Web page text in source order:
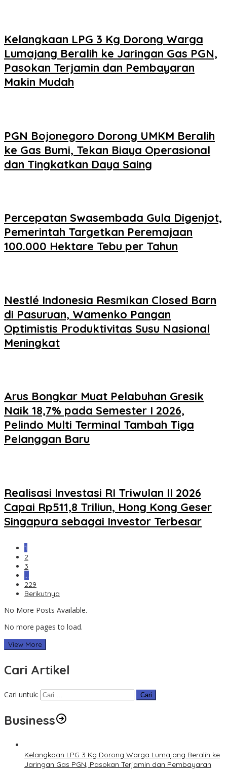
Kelangkaan LPG 3 Kg Dorong Warga
Lumajang Beralih ke Jaringan Gas PGN,
Pasokan Terjamin dan Pembayaran
Makin Mudah
PGN Bojonegoro Dorong UMKM Beralih
ke Gas Bumi, Tekan Biaya Operasional
dan Tingkatkan Daya Saing
Percepatan Swasembada Gula Digenjot,
Pemerintah Targetkan Peremajaan
100.000 Hektare Tebu per Tahun
Nestlé Indonesia Resmikan Closed Barn
di Pasuruan, Wamenko Pangan
Optimistis Produktivitas Susu Nasional
Meningkat
Arus Bongkar Muat Pelabuhan Gresik
Naik 18,7% pada Semester I 2026,
Pelindo Multi Terminal Tambah Tiga
Pelanggan Baru
Realisasi Investasi RI Triwulan II 2026
Capai Rp511,8 Triliun, Hong Kong Geser
Singapura sebagai Investor Terbesar
1
2
3
…
229
Berikutnya
No More Posts Available.
No more pages to load.
View More
Cari Artikel
Cari untuk:
Business
Kelangkaan LPG 3 Kg Dorong Warga Lumajang Beralih ke
Jaringan Gas PGN, Pasokan Terjamin dan Pembayaran